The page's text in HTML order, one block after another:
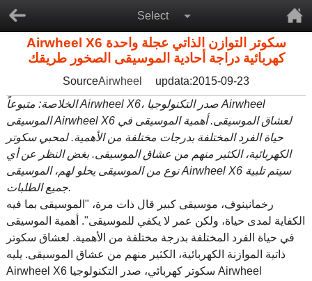
Select
Airwheel X6 سكوتر التوازن الذاتي عجلة واحدة
كهربائية دراجة أحادية الموسيقى الصخور طريقك
SourceAirwheel
updata:2015-09-23
الخلاصة: متبوعاً Airwheel X6، صدر التكنولوجيا Airwheel
الموسيقى Airwheel X6 لعشاق الموسيقى. أهمية الموسيقى في
حياة الفرد المختلفة بدرجات مختلفة من الأهمية. لمحبي سكوتر
الكهربائية، الكثير منهم من عشاق الموسيقى. بغض النظر عن أي
نوع من الموسيقى يحلو لهم، الموسيقى Airwheel X6 سيتم تلبية
جميع الطلبات.
رخمانينوف، موسيقى كبير قال ذات مرة، "الموسيقى بما فيه
الكفاية لمدى حياة، ولكن عمر لا يكفي للموسيقى". أهمية الموسيقى
في حياة الفرد المختلفة بدرجة مختلفة من الأهمية. لعشاق سكوتر
ذاتية الموازنة الكهربائية، الكثير منهم من عشاق الموسيقى. يليه
Airwheel X6
سكوتر كهربائي، صدر التكنولوجيا Airwheel